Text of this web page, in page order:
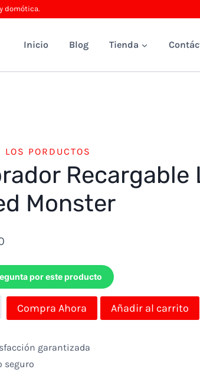
domótica.
Inicio Blog Tienda
LOS PORDUCTOS
Recargable
Monster
por este producto
Compra Ahora Añadir al carrito
garantizada
seguro